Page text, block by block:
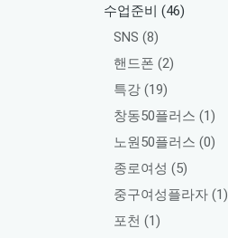
수업준비 (46)
SNS (8)
핸드폰 (2)
특강 (19)
창동50플러스 (1)
노원50플러스 (0)
종로여성 (5)
중구여성플라자 (1)
포천 (1)